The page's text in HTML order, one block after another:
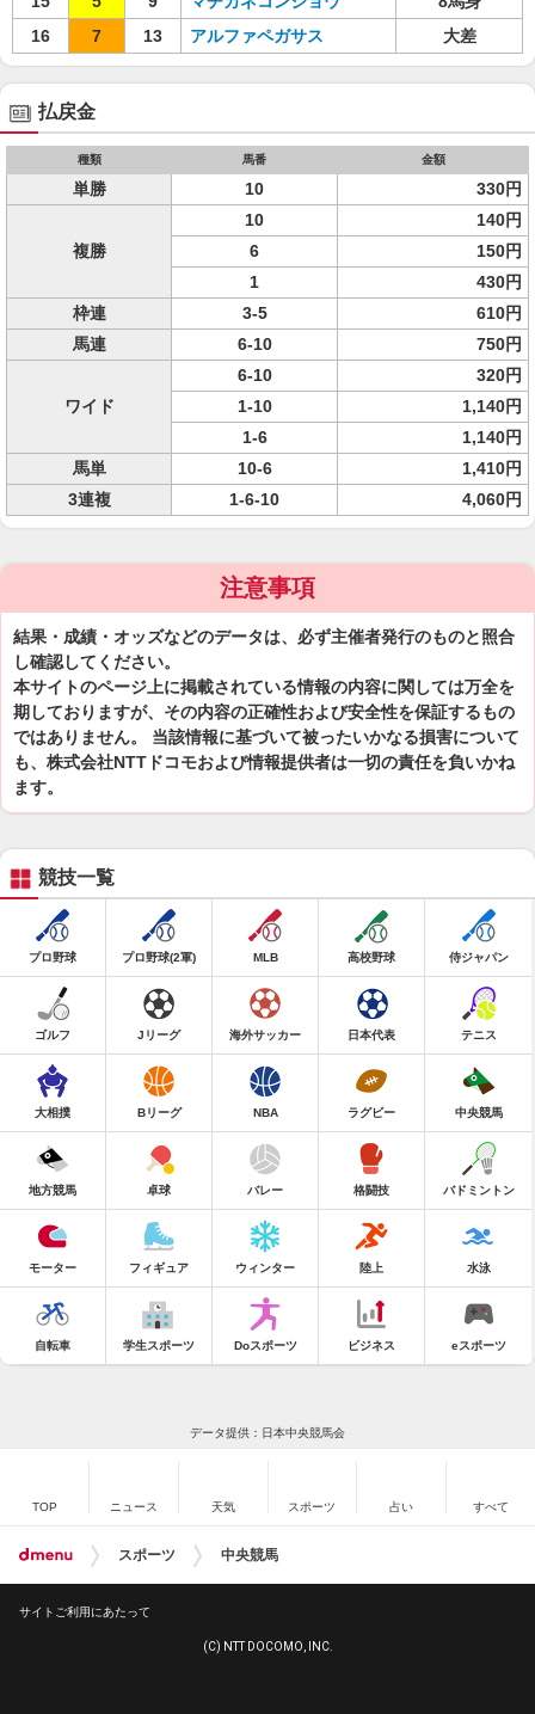
16
7 13 アルファペガサス 大差
払戻金
種類 馬番 金額
単勝 10 330円
複勝
10
140円
6
150円
1
430円
枠連
3-5
610円
馬連
6-10 750円
ワイド
6-10
320円
1-10
1,140円
1-6
1,140円
馬単
10-6
1,410円
3連複
1-6-10 4,060円
注意事項
結果・成績・オッズなどのデータは、必ず主催者発行のものと照合
し確認してください。
本サイトのページ上に掲載されている情報の内容に関しては万全を
期しておりますが、その内容の正確性および安全性を保証するもの
ではありません。 当該情報に基づいて被ったいかなる損害について
も、株式会社NTTドコモおよび情報提供者は一切の責任を負いかね
ます。
競技一覧
プロ野球 プロ野球(2軍) MLB 高校野球 侍ジャパン
ゴルフ Jリーグ 海外サッカー 日本代表 テニス
大相撲 Bリーグ NBA ラグビー 中央競馬
地方競馬 卓球 バレー 格闘技 バドミントン
モーター フィギュア ウィンター 陸上 水泳
自転車 学生スポーツ Doスポーツ ビジネス eスポーツ
データ提供：日本中央競馬会
TOP ニュース 天気 スポーツ 占い すべて
スポーツ 中央競馬
サイトご利用にあたって
(C) NTT DOCOMO, INC.